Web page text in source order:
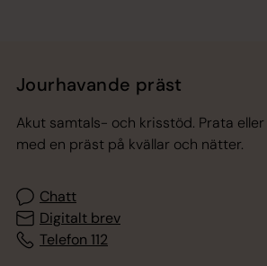
Jourhavande präst
Akut samtals- och krisstöd. Prata
med en präst på kvällar och nätter.
Chatt
Digitalt brev
Telefon 112